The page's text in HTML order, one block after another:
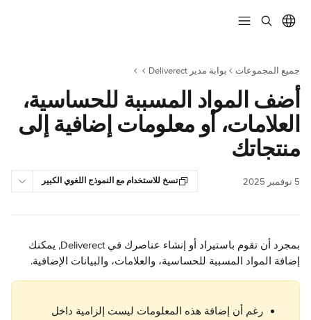
جميع المجموعات بوابة مدير Deliverect
أضف المواد المسببة للحساسية،
العلامات، أو معلومات إضافية إلى
منتجاتك
5 نوفمبر 2025 نسخ للاستخدام مع النموذج اللغوي الكبير
بمجرد أن تقوم باستيراد أو إنشاء عناصرك في Deliverect, يمكنك
إضافة المواد المسببة للحساسية، والعلامات، والبيانات الإضافية.
رغم أن إضافة هذه المعلومات ليست إلزامية داخل